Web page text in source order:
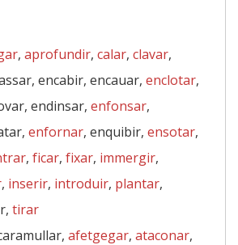
, aprofundir, calar, clavar,
encabir, encauar, enclotar,
endinsar, enfonsar,
enfornar, enquibir, ensotar,
, ficar, fixar, immergir,
, inserir, introduir, plantar,
tirar
afetgegar, ataconar,